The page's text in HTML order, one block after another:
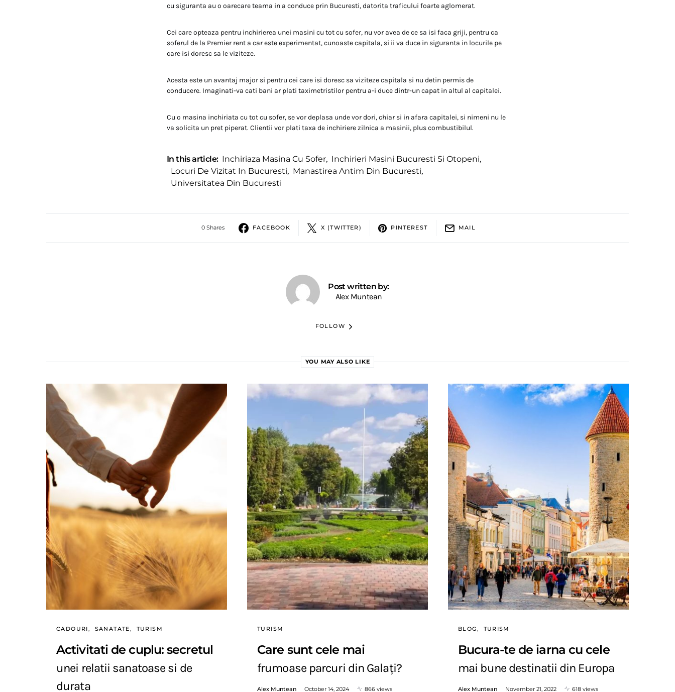
cu siguranta au o oarecare teama in a conduce prin Bucuresti, datorita traficului foarte aglomerat.
Cei care opteaza pentru inchirierea unei masini cu tot cu sofer, nu vor avea de ce sa isi faca griji, pentru ca
soferul de la Premier rent a car este experimentat, cunoaste capitala, si ii va duce in siguranta in locurile pe
care isi doresc sa le viziteze.
Acesta este un avantaj major si pentru cei care isi doresc sa viziteze capitala si nu detin permis de
conducere. Imaginati-va cati bani ar plati taximetristilor pentru a-i duce dintr-un capat in altul al capitalei.
Cu o masina inchiriata cu tot cu sofer, se vor deplasa unde vor dori, chiar si in afara capitalei, si nimeni nu le
va solicita un pret piperat. Clientii vor plati taxa de inchiriere zilnica a masinii, plus combustibilul.
In this article: Inchiriaza Masina Cu Sofer, Inchirieri Masini Bucuresti Si Otopeni,
Locuri De Vizitat In Bucuresti, Manastirea Antim Din Bucuresti,
Universitatea Din Bucuresti
0 Shares FACEBOOK X (TWITTER) PINTEREST MAIL
Post written by:
Alex Muntean
FOLLOW
YOU MAY ALSO LIKE
CADOURI SANATATE TURISM
Activitati de cuplu: secretul
unei relatii sanatoase si de
durata
TURISM
Care sunt cele mai
frumoase parcuri din Galați?
Alex Muntean October 14, 2024 866 views
BLOG TURISM
Bucura-te de iarna cu cele
mai bune destinatii din Europa
Alex Muntean November 21, 2022 618 views